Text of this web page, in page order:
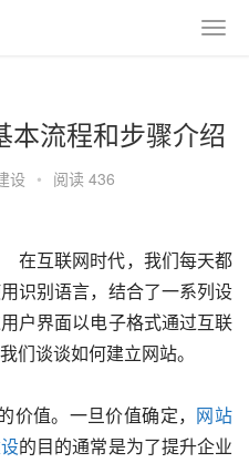
本流程和步骤介绍
设 • 阅读 436
识别语言，结合了一系列设
户界面以电子格式通过互联
们谈谈如何建立网站。
价值。一旦价值确定，
网站
的目的通常是为了提升企业